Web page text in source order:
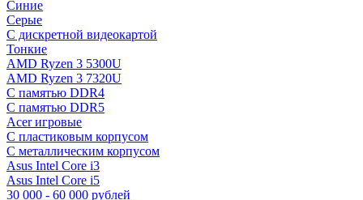
Синие
Серые
C дискретной видеокартой
Тонкие
AMD Ryzen 3 5300U
AMD Ryzen 3 7320U
С памятью DDR4
С памятью DDR5
Acer игровые
С пластиковым корпусом
С металлическим корпусом
Asus Intel Core i3
Asus Intel Core i5
30 000 - 60 000 рублей